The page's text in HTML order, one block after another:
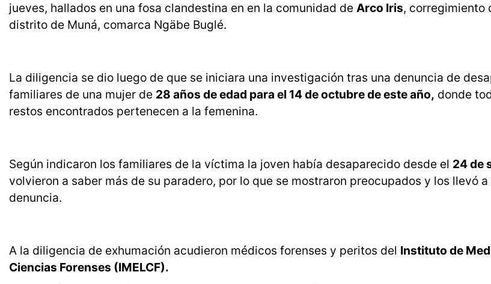
jueves, hallados en una fosa clandestina en en la comunidad de Arco Iris, corregimiento
distrito de Muná, comarca Ngäbe Buglé.
La diligencia se dio luego de que se iniciara una investigación tras una denuncia de
familiares de una mujer de 28 años de edad para el 14 de octubre de este año, donde
restos encontrados pertenecen a la femenina.
Según indicaron los familiares de la víctima la joven había desaparecido desde el 24 de
volvieron a saber más de su paradero, por lo que se mostraron preocupados y los llevó
denuncia.
A la diligencia de exhumación acudieron médicos forenses y peritos del Instituto de
Ciencias Forenses (IMELCF).